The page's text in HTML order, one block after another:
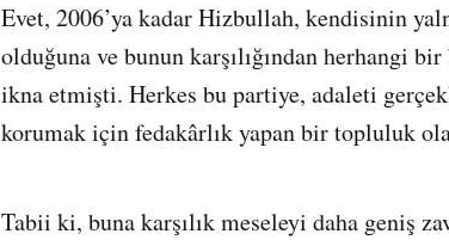
Evet, 2006’ya kadar Hizbullah, kendisinin
olduğuna ve bunun karşılığından herhangi
ikna etmişti. Herkes bu partiye, adaleti
korumak için fedakârlık yapan bir topluluk
Tabii ki, buna karşılık meseleyi daha geniş